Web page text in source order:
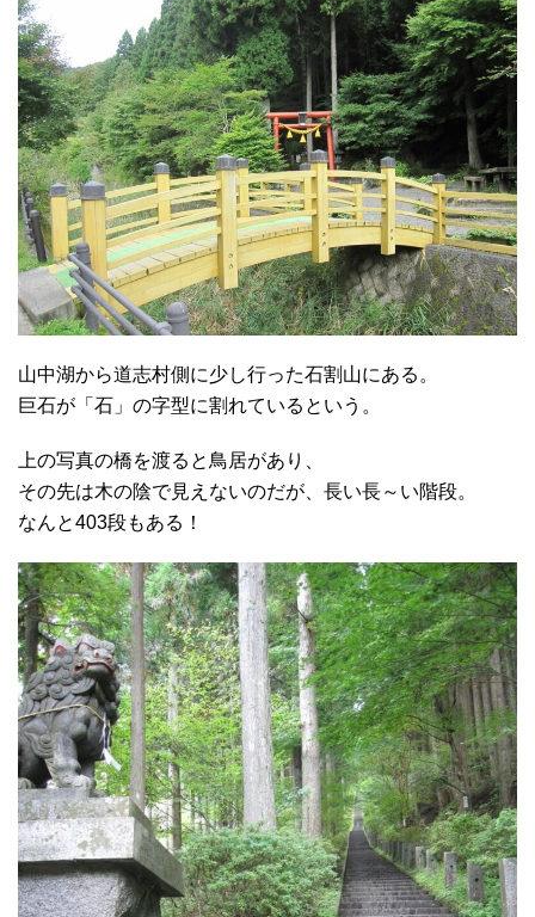
山中湖から道志村側に少し行った石割山にある。
巨石が「石」の字型に割れているという。
上の写真の橋を渡ると鳥居があり、
その先は木の陰で見えないのだが、長い長～い階段。
なんと403段もある！